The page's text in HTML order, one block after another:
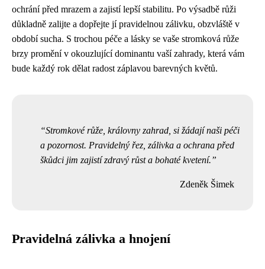
ochrání před mrazem a zajistí lepší stabilitu. Po výsadbě růži
důkladně zalijte a dopřejte jí pravidelnou zálivku, obzvláště v
období sucha. S trochou péče a lásky se vaše stromková růže
brzy promění v okouzlující dominantu vaší zahrady, která vám
bude každý rok dělat radost záplavou barevných květů.
Stromkové růže, královny zahrad, si žádají naši péči
a pozornost. Pravidelný řez, zálivka a ochrana před
škůdci jim zajistí zdravý růst a bohaté kvetení.
Zdeněk Šimek
Pravidelná zálivka a hnojení